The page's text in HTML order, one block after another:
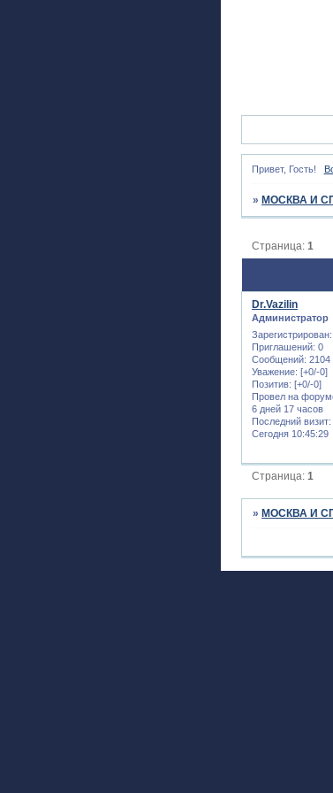
Привет, Гость!
» МОСКВА И
Страница:1
Dr.Vazilin
Администратор
Зарегистрирован
Приглашений: 0
Сообщений: 2104
Уважение: [+0/-0]
Позитив: [+0/-0]
Провел на
6 дней 17 часов
Последний визит:
Сегодня 10:45:29
Страница:1
» МОСКВА И